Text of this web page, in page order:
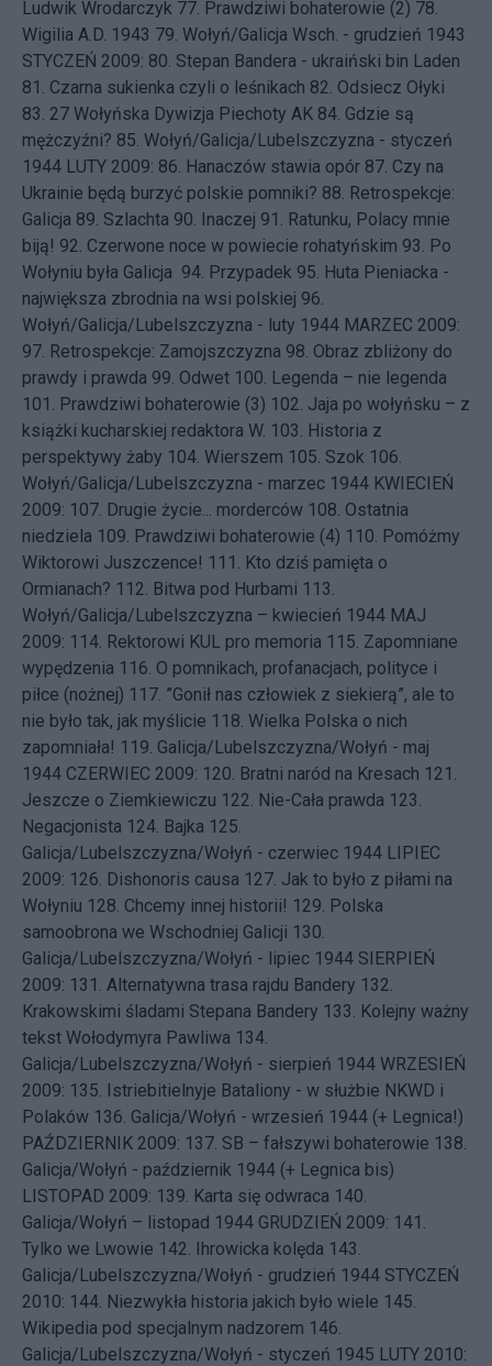
Ludwik Wrodarczyk 77. Prawdziwi bohaterowie (2) 78.
Wigilia A.D. 1943 79. Wołyń/Galicja Wsch. - grudzień 1943
STYCZEŃ 2009: 80. Stepan Bandera - ukraiński bin Laden
81. Czarna sukienka czyli o leśnikach 82. Odsiecz Ołyki
83. 27 Wołyńska Dywizja Piechoty AK 84. Gdzie są
mężczyźni? 85. Wołyń/Galicja/Lubelszczyzna - styczeń
1944 LUTY 2009: 86. Hanaczów stawia opór 87. Czy na
Ukrainie będą burzyć polskie pomniki? 88. Retrospekcje:
Galicja 89. Szlachta 90. Inaczej 91. Ratunku, Polacy mnie
biją! 92. Czerwone noce w powiecie rohatyńskim 93. Po
Wołyniu była Galicja 94. Przypadek 95. Huta Pieniacka -
największa zbrodnia na wsi polskiej 96.
Wołyń/Galicja/Lubelszczyzna - luty 1944 MARZEC 2009:
97. Retrospekcje: Zamojszczyzna 98. Obraz zbliżony do
prawdy i prawda 99. Odwet 100. Legenda – nie legenda
101. Prawdziwi bohaterowie (3) 102. Jaja po wołyńsku – z
książki kucharskiej redaktora W. 103. Historia z
perspektywy żaby 104. Wierszem 105. Szok 106.
Wołyń/Galicja/Lubelszczyzna - marzec 1944 KWIECIEŃ
2009: 107. Drugie życie... morderców 108. Ostatnia
niedziela 109. Prawdziwi bohaterowie (4) 110. Pomóżmy
Wiktorowi Juszczence! 111. Kto dziś pamięta o
Ormianach? 112. Bitwa pod Hurbami 113.
Wołyń/Galicja/Lubelszczyzna – kwiecień 1944 MAJ
2009: 114. Rektorowi KUL pro memoria 115. Zapomniane
wypędzenia 116. O pomnikach, profanacjach, polityce i
piłce (nożnej) 117. ”Gonił nas człowiek z siekierą”, ale to
nie było tak, jak myślicie 118. Wielka Polska o nich
zapomniała! 119. Galicja/Lubelszczyzna/Wołyń - maj
1944 CZERWIEC 2009: 120. Bratni naród na Kresach 121.
Jeszcze o Ziemkiewiczu 122. Nie-Cała prawda 123.
Negacjonista 124. Bajka 125.
Galicja/Lubelszczyzna/Wołyń - czerwiec 1944 LIPIEC
2009: 126. Dishonoris causa 127. Jak to było z piłami na
Wołyniu 128. Chcemy innej historii! 129. Polska
samoobrona we Wschodniej Galicji 130.
Galicja/Lubelszczyzna/Wołyń - lipiec 1944 SIERPIEŃ
2009: 131. Alternatywna trasa rajdu Bandery 132.
Krakowskimi śladami Stepana Bandery 133. Kolejny ważny
tekst Wołodymyra Pawliwa 134.
Galicja/Lubelszczyzna/Wołyń - sierpień 1944 WRZESIEŃ
2009: 135. Istriebitielnyje Bataliony - w służbie NKWD i
Polaków 136. Galicja/Wołyń - wrzesień 1944 (+ Legnica!)
PAŹDZIERNIK 2009: 137. SB – fałszywi bohaterowie 138.
Galicja/Wołyń - październik 1944 (+ Legnica bis)
LISTOPAD 2009: 139. Karta się odwraca 140.
Galicja/Wołyń – listopad 1944 GRUDZIEŃ 2009: 141.
Tylko we Lwowie 142. Ihrowicka kolęda 143.
Galicja/Lubelszczyzna/Wołyń - grudzień 1944 STYCZEŃ
2010: 144. Niezwykła historia jakich było wiele 145.
Wikipedia pod specjalnym nadzorem 146.
Galicja/Lubelszczyzna/Wołyń - styczeń 1945 LUTY 2010: